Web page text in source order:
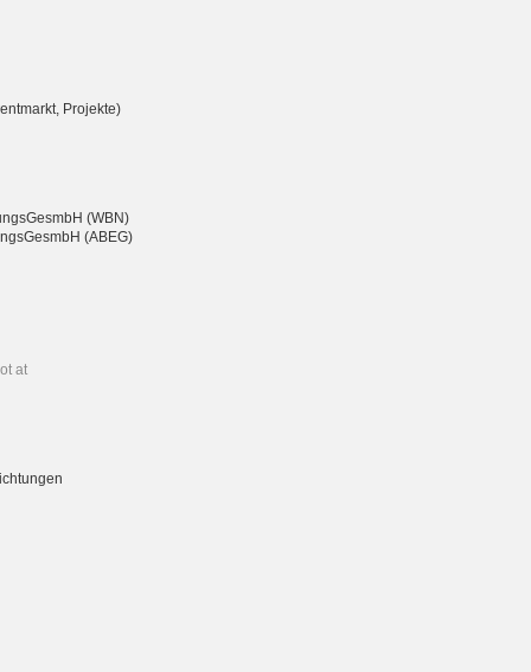
Projekte)
(WBN)
(ABEG)
at